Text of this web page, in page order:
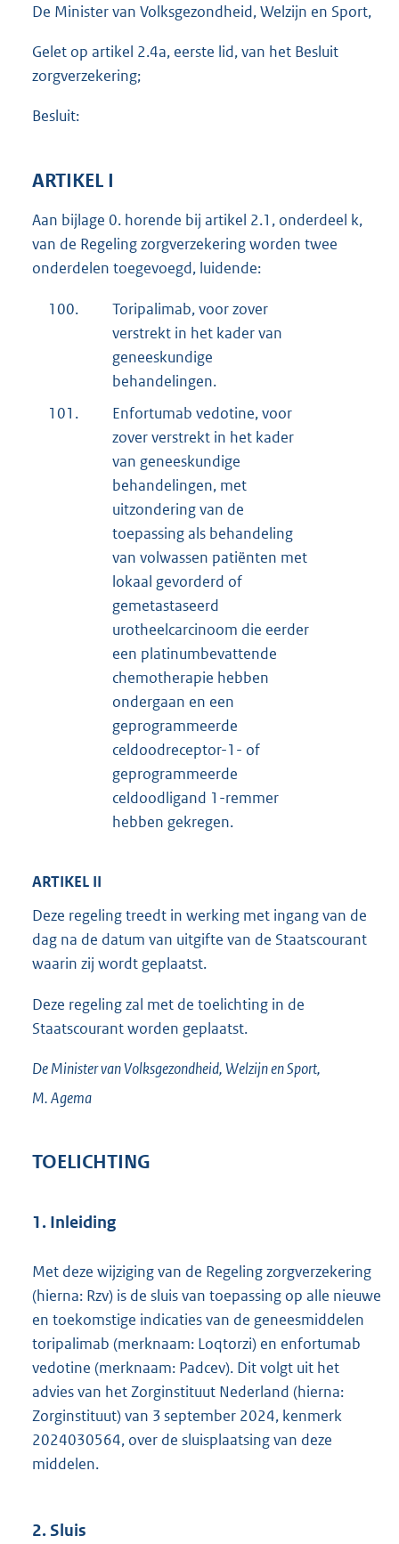
3
4
De Minister van Volksgezondheid, Welzijn en Sport,
Gelet op artikel 2.4a, eerste lid, van het Besluit
zorgverzekering;
Besluit:
ARTIKEL I
Aan bijlage 0. horende bij artikel 2.1, onderdeel k,
van de Regeling zorgverzekering worden twee
onderdelen toegevoegd, luidende:
100.
Toripalimab, voor zover
verstrekt in het kader van
geneeskundige
behandelingen.
101.
Enfortumab vedotine, voor
zover verstrekt in het kader
van geneeskundige
behandelingen, met
uitzondering van de
toepassing als behandeling
van volwassen patiënten met
lokaal gevorderd of
gemetastaseerd
urotheelcarcinoom die eerder
een platinumbevattende
chemotherapie hebben
ondergaan en een
geprogrammeerde
celdoodreceptor-1- of
geprogrammeerde
celdoodligand 1-remmer
hebben gekregen.
ARTIKEL II
Deze regeling treedt in werking met ingang van de
dag na de datum van uitgifte van de Staatscourant
waarin zij wordt geplaatst.
Deze regeling zal met de toelichting in de
Staatscourant worden geplaatst.
De Minister van Volksgezondheid, Welzijn en Sport,
M.Agema
TOELICHTING
1. Inleiding
Met deze wijziging van de Regeling zorgverzekering
(hierna: Rzv) is de sluis van toepassing op alle nieuwe
en toekomstige indicaties van de geneesmiddelen
toripalimab (merknaam: Loqtorzi) en enfortumab
vedotine (merknaam: Padcev). Dit volgt uit het
advies van het Zorginstituut Nederland (hierna:
Zorginstituut) van 3 september 2024, kenmerk
2024030564, over de sluisplaatsing van deze
middelen.
2. Sluis